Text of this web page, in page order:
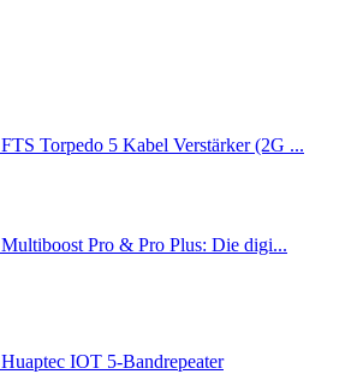
FTS Torpedo 5 Kabel Verstärker (2G ...
Multiboost Pro & Pro Plus: Die digi...
Huaptec IOT 5-Bandrepeater